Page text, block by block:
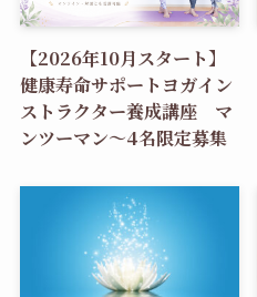
【2026年10月スタート】
健康寿命サポートヨガイン
ストラクター養成講座 マ
ンツーマン〜4名限定募集